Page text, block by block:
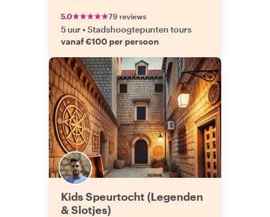
5.0 79 reviews
5 uur •Stadshoogtepunten tours
vanaf €100 per persoon
Kids Speurtocht (Legenden
& Slotjes)